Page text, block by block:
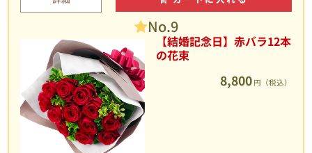
No.9
【結婚記念日】赤バラ12本
の花束
8,800 円（税込）